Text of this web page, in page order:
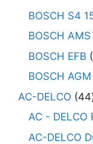
BOSCH S4
BOSCH AMS
BOSCH EFB
BOSCH AGM
AC-DELCO
44
AC - DELCO
AC-DELCO